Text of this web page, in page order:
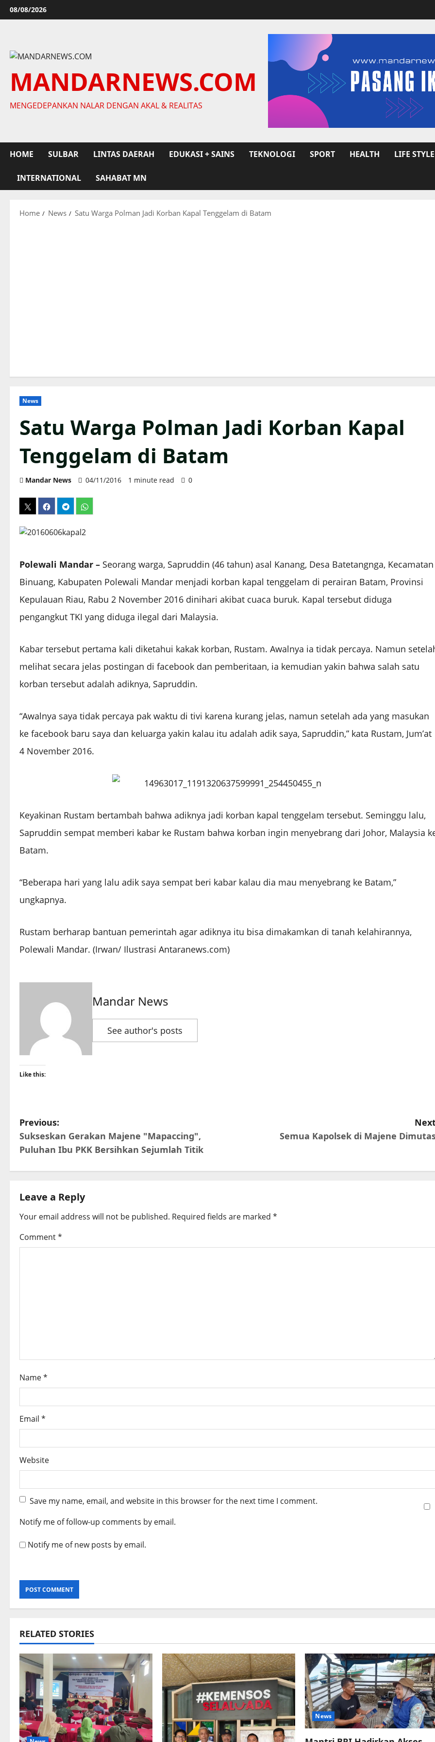
Skip
to
08/08/2026
MANDARNEWS.COM
MENGEDEPANKAN NALAR DENGAN AKAL & REALITAS
HOME SULBAR LINTAS DAERAH EDUKASI + SAINS TEKNOLOGI SPORT HEALTH LIFE STYLE
INTERNATIONAL SAHABAT MN
Home News Satu Warga Polman Jadi Korban Kapal Tenggelam di Batam
News
Satu Warga Polman Jadi Korban Kapal
Tenggelam di Batam
Mandar News 04/11/2016 1 minute read 0
Polewali Mandar – Seorang warga, Sapruddin (46 tahun) asal Kanang, Desa Batetangnga, Kecamatan
Binuang, Kabupaten Polewali Mandar menjadi korban kapal tenggelam di perairan Batam, Provinsi
Kepulauan Riau, Rabu 2 November 2016 dinihari akibat cuaca buruk. Kapal tersebut diduga
pengangkut TKI yang diduga ilegal dari Malaysia.
Kabar tersebut pertama kali diketahui kakak korban, Rustam. Awalnya ia tidak percaya. Namun
melihat secara jelas postingan di facebook dan pemberitaan, ia kemudian yakin bahwa salah satu
korban tersebut adalah adiknya, Sapruddin.
“Awalnya saya tidak percaya pak waktu di tivi karena kurang jelas, namun setelah ada yang masukan
ke facebook baru saya dan keluarga yakin kalau itu adalah adik saya, Sapruddin,” kata Rustam, Jum’at
4 November 2016.
Keyakinan Rustam bertambah bahwa adiknya jadi korban kapal tenggelam tersebut. Seminggu lalu,
Sapruddin sempat memberi kabar ke Rustam bahwa korban ingin menyebrang dari Johor, Malaysia
Batam.
“Beberapa hari yang lalu adik saya sempat beri kabar kalau dia mau menyebrang ke Batam,”
ungkapnya.
Rustam berharap bantuan pemerintah agar adiknya itu bisa dimakamkan di tanah kelahirannya,
Polewali Mandar. (Irwan/ Ilustrasi Antaranews.com)
Mandar News
See author's posts
Like this:
P
o
s
n
v
o
n
Previous:
Sukseskan Gerakan Majene "Mapaccing",
Puluhan Ibu PKK Bersihkan Sejumlah Titik
Semua Kapolsek di Majene
Leave a Reply
Your email address will not be published. Required fields are marked *
Comment*
Name*
Email *
Website
Save my name, email, and website in this browser for the next time I comment.
Notify me of follow-up comments by email.
Notify me of new posts by email.
RELATED STORIES
News